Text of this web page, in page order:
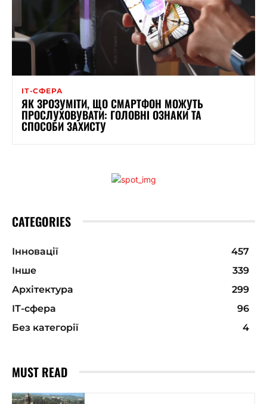
ІТ-СФЕРА
ЯК ЗРОЗУМІТИ, ЩО СМАРТФОН МОЖУТЬ
ПРОСЛУХОВУВАТИ: ГОЛОВНІ ОЗНАКИ ТА
СПОСОБИ ЗАХИСТУ
CATEGORIES
Інновації
457
Інше
339
Архітектура
299
ІТ-сфера
96
Без категорії
4
MUST READ